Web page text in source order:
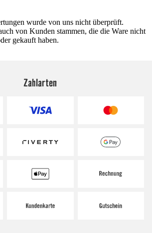
wurde von uns nicht überprüft.
von Kunden stammen, die die Ware nicht
gekauft haben.
Zahlarten